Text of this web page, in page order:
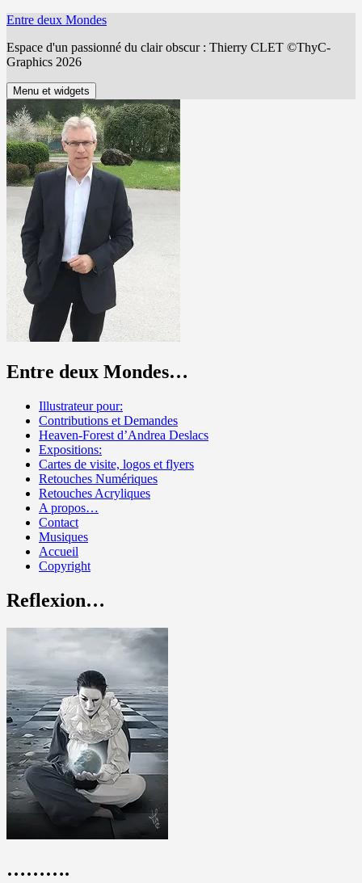
Aller
contenu
Entre deux Mondes
Espace d'un passionné du clair obscur : Thierry CLET ©ThyC-
Graphics 2026
Menu et widgets
Entre deux Mondes…
Illustrateur pour:
Contributions et Demandes
Heaven-Forest d’Andrea Deslacs
Expositions:
Cartes de visite, logos et flyers
Retouches Numériques
Retouches Acryliques
A propos…
Contact
Musiques
Accueil
Copyright
Reflexion…
……….